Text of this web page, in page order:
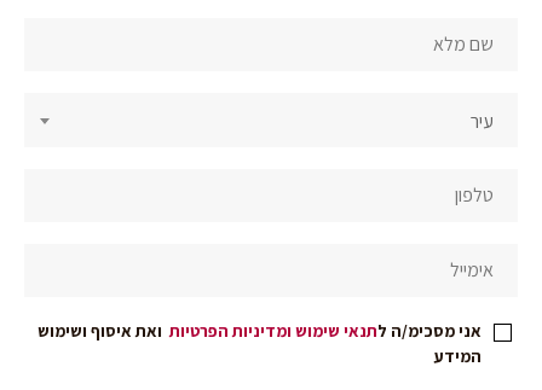
יצירת
תחתית
הבית
עיר
אני מסכימ/ה לתנאי שימוש ומדיניות הפרטיות ואת איסוף ושימוש
המידע